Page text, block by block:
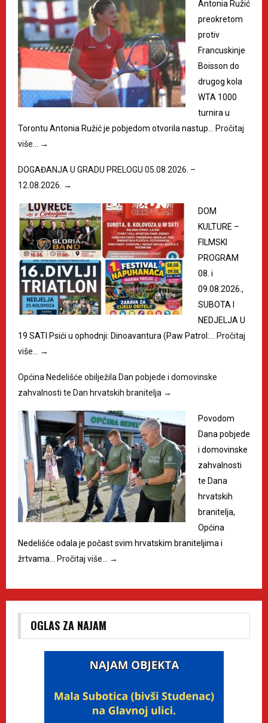
Antonia Ružić
preokretom
protiv
Francuskinje
Boisson do
drugog kola
WTA 1000
turnira u
Torontu Antonia Ružić je pobjedom otvorila nastup… Pročitaj
više…
→
DOGAĐANJA U GRADU PRELOGU 05.08.2026. –
12.08.2026. →
DOM
KULTURE –
FILMSKI
PROGRAM
08. i
09.08.2026.,
SUBOTA I
NEDJELJA U
19 SATI Psići u ophodnji: Dinoavantura (Paw Patrol:… Pročitaj
više…
→
Općina Nedelišće obilježila Dan pobjede i domovinske
zahvalnosti te Dan hrvatskih branitelja →
Povodom
Dana pobjede
i domovinske
zahvalnosti
te Dana
hrvatskih
branitelja,
Općina
Nedelišće odala je počast svim hrvatskim braniteljima i
žrtvama… Pročitaj više… →
OGLAS ZA NAJAM